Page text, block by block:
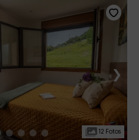
›
12 Fotos